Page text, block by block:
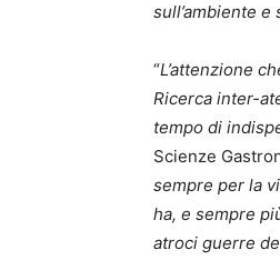
sull’ambiente
“L’attenzione
Ricerca inter-
tempo di
Scienze
sempre per la
ha, e sempre
atroci guerre